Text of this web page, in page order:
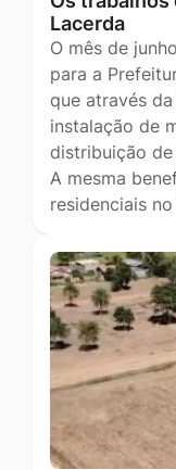
Lacerda
O mês de
para a
que através
instalação de
distribuição
A mesma
residenciais